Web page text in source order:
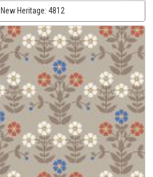
New Heritage: 4812